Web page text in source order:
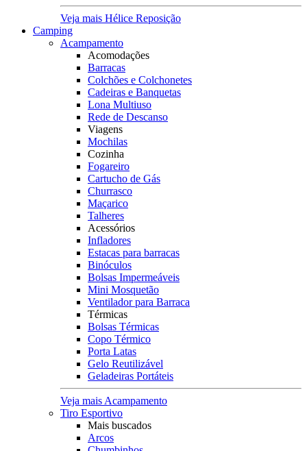
Veja mais Hélice Reposição
Camping
Acampamento
Acomodações
Barracas
Colchões e Colchonetes
Cadeiras e Banquetas
Lona Multiuso
Rede de Descanso
Viagens
Mochilas
Cozinha
Fogareiro
Cartucho de Gás
Churrasco
Maçarico
Talheres
Acessórios
Infladores
Estacas para barracas
Binóculos
Bolsas Impermeáveis
Mini Mosquetão
Ventilador para Barraca
Térmicas
Bolsas Térmicas
Copo Térmico
Porta Latas
Gelo Reutilizável
Geladeiras Portáteis
Veja mais Acampamento
Tiro Esportivo
Mais buscados
Arcos